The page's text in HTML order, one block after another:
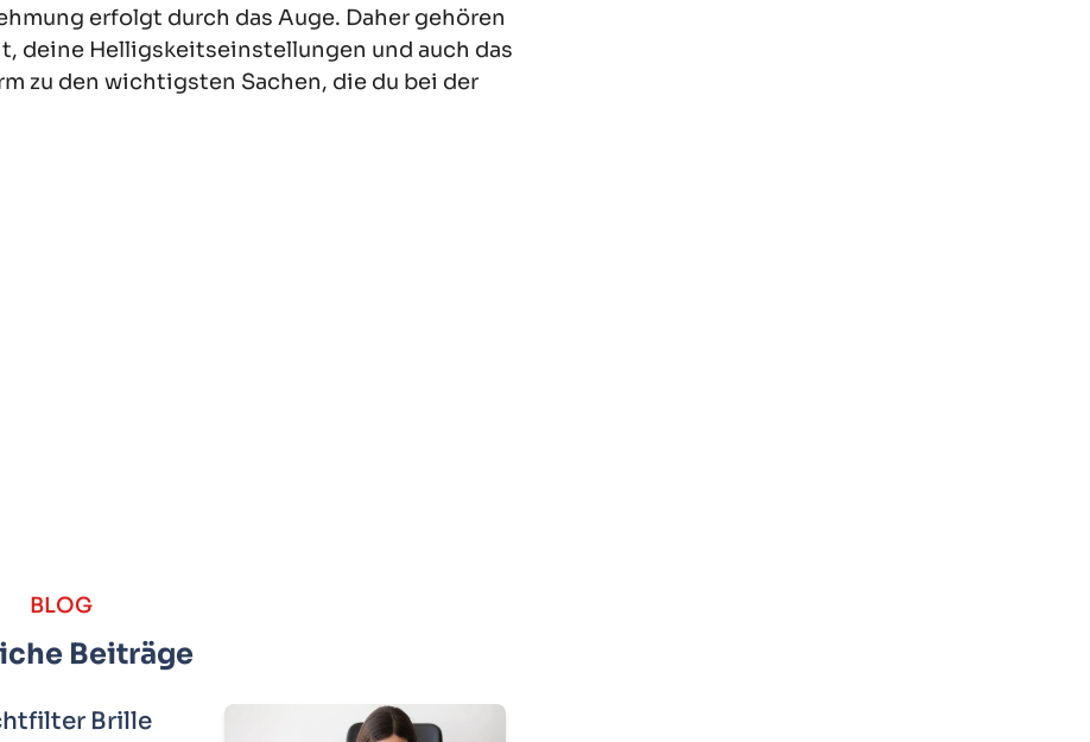
erfolgt durch das Auge. Daher gehören
deine Helligskeitseinstellungen und auch das
zu den wichtigsten Sachen, die du bei der
BLOG
Beiträge
Brille